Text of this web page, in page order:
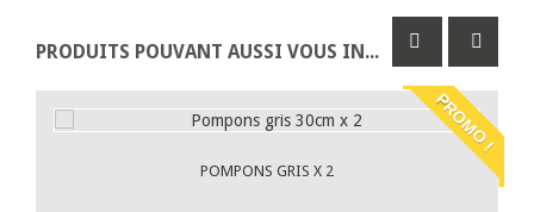
PRODUITS POUVANT AUSSI VOUS INTÉRESSER
PROMO !
POMPONS GRIS X 2